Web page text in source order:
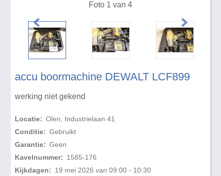
accu boormachine DEWALT LCF899
werking niet gekend
Locatie: Olen, Industrielaan 41
Conditie: Gebruikt
Garantie: Geen
Kavelnummer: 1585-176
Kijkdagen: 19 mei 2026 van 09:00 - 10:30
Foto 1 van 4